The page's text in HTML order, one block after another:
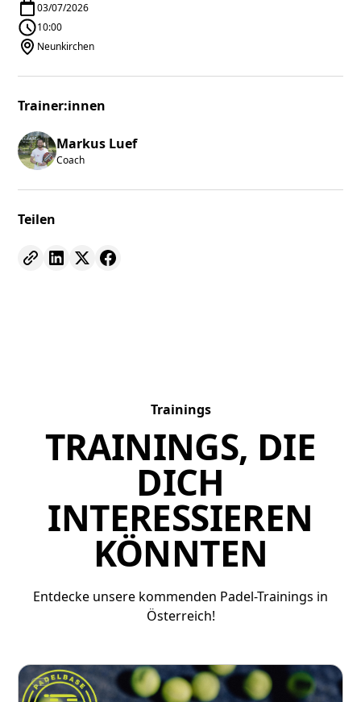
03/07/2026
10:00
Neunkirchen
Trainer:innen
Markus Luef
Coach
Teilen
Trainings
TRAININGS, DIE
DICH
INTERESSIEREN
KÖNNTEN
Entdecke unsere kommenden Padel-Trainings in
Österreich!